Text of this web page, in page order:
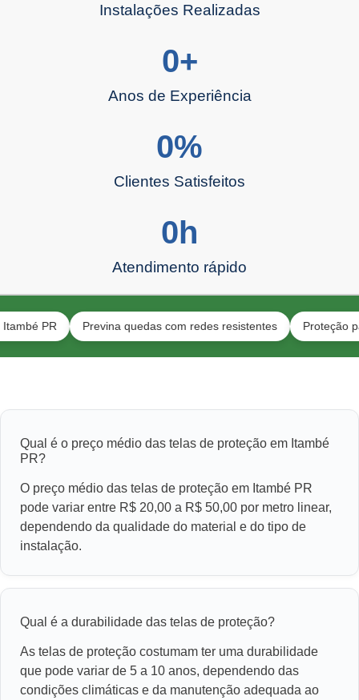
Instalações Realizadas
Anos de Experiência
0+
Clientes Satisfeitos
0%
Atendimento rápido
0h
PR Previna quedas com redes resistentes Proteção para
Qual é o preço médio das telas de proteção em Itambé
PR?
O preço médio das telas de proteção em Itambé PR
pode variar entre R$ 20,00 a R$ 50,00 por metro linear,
dependendo da qualidade do material e do tipo de
instalação.
Qual é a durabilidade das telas de proteção?
As telas de proteção costumam ter uma durabilidade
que pode variar de 5 a 10 anos, dependendo das
condições climáticas e da manutenção adequada ao